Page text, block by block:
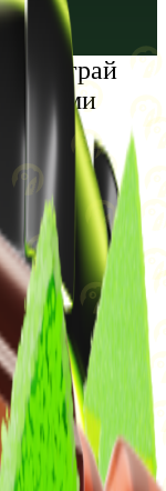
грай
виповнилося 18